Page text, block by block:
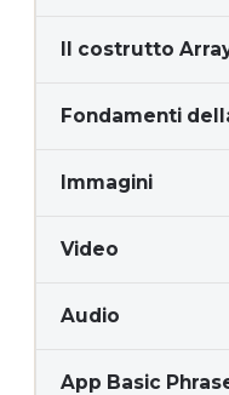
Il costrutto
Fondamenti
Immagini
Video
Audio
App Basic